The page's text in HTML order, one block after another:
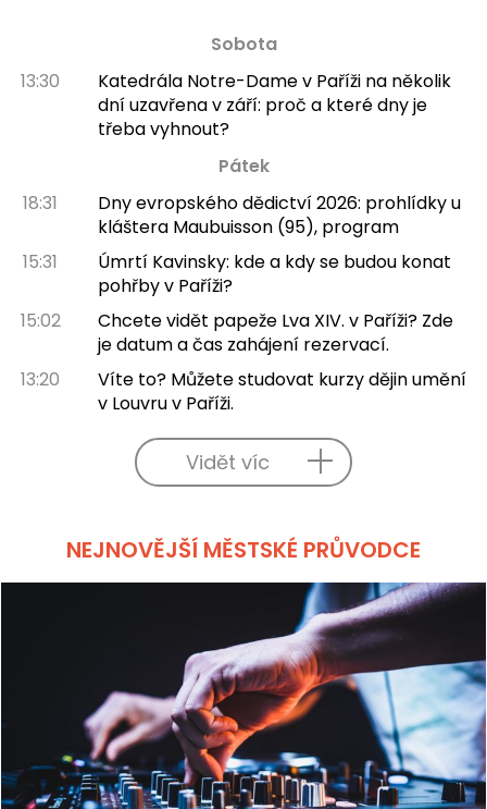
Sobota
13:30
Katedrála Notre-Dame v Paříži na několik
dní uzavřena v září: proč a které dny je
třeba vyhnout?
Pátek
18:31
Dny evropského dědictví 2026: prohlídky u
kláštera Maubuisson (95), program
15:31
Úmrtí Kavinsky: kde a kdy se budou konat
pohřby v Paříži?
15:02
Chcete vidět papeže Lva XIV. v Paříži? Zde
je datum a čas zahájení rezervací.
13:20
Víte to? Můžete studovat kurzy dějin umění
v Louvru v Paříži.
Vidět víc
NEJNOVĚJŠÍ MĚSTSKÉ PRŮVODCE